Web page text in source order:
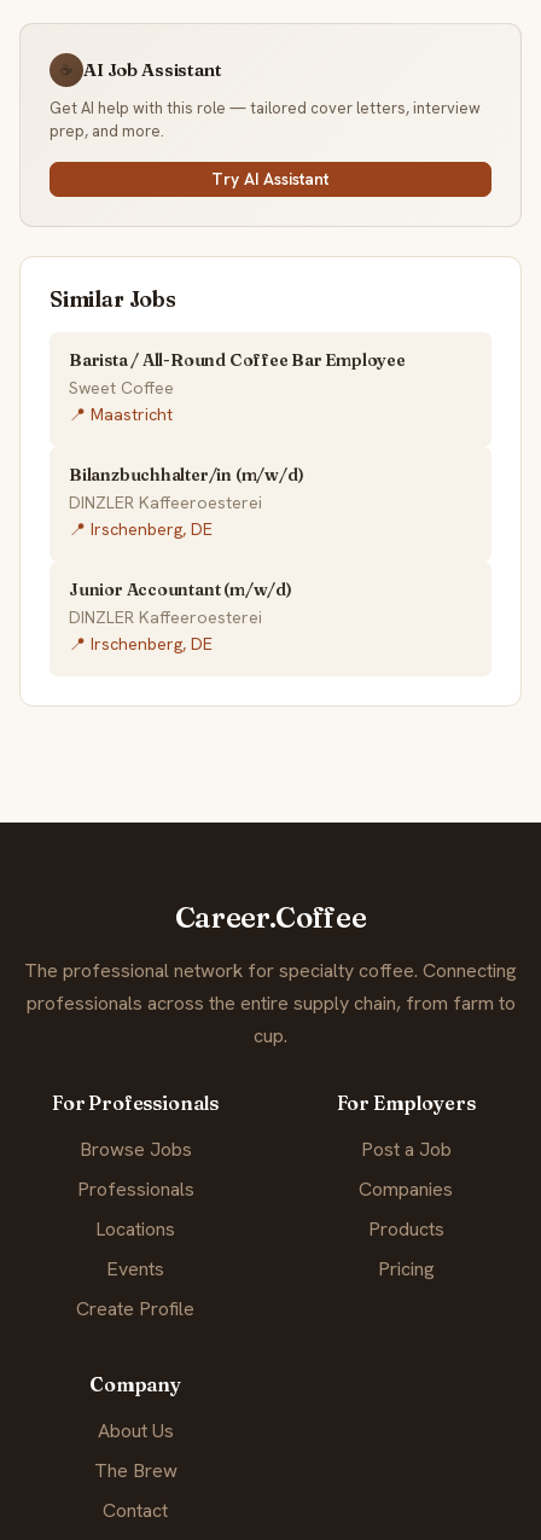
☕ AI Job Assistant
Get AI help with this role — tailored cover letters, interview
prep, and more.
Try AI Assistant
Similar Jobs
Barista / All-Round Coffee Bar Employee
Sweet Coffee
📍 Maastricht
Bilanzbuchhalter/in (m/w/d)
DINZLER Kaffeeroesterei
📍 Irschenberg, DE
Junior Accountant (m/w/d)
DINZLER Kaffeeroesterei
📍 Irschenberg, DE
Career.Coffee
The professional network for specialty coffee. Connecting
professionals across the entire supply chain, from farm to
cup.
For Professionals
Browse Jobs
Professionals
Locations
Events
Create Profile
For Employers
Post a Job
Companies
Products
Pricing
Company
About Us
The Brew
Contact